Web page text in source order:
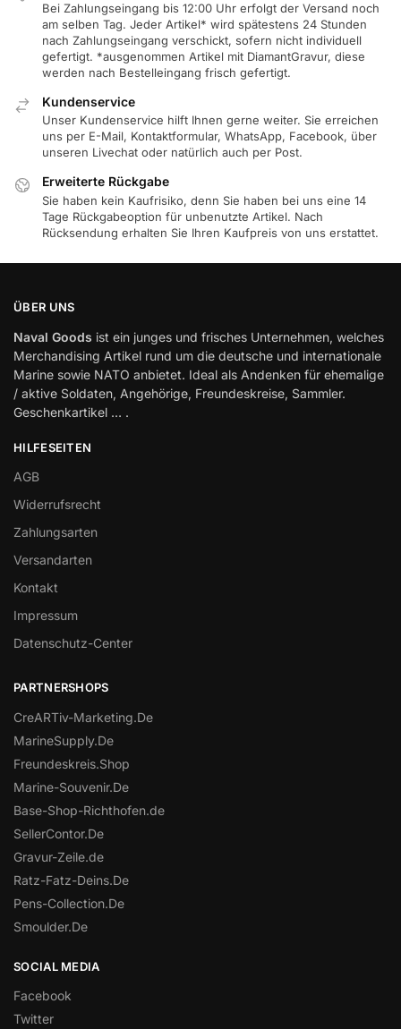
Bei Zahlungseingang bis 12:00 Uhr erfolgt der Versand noch
am selben Tag. Jeder Artikel* wird spätestens 24 Stunden
nach Zahlungseingang verschickt, sofern nicht individuell
gefertigt. *ausgenommen Artikel mit DiamantGravur, diese
werden nach Bestelleingang frisch gefertigt.
Kundenservice
Unser Kundenservice hilft Ihnen gerne weiter. Sie erreichen
uns per E-Mail, Kontaktformular, WhatsApp, Facebook, über
unseren Livechat oder natürlich auch per Post.
Erweiterte Rückgabe
Sie haben kein Kaufrisiko, denn Sie haben bei uns eine 14
Tage Rückgabeoption für unbenutzte Artikel. Nach
Rücksendung erhalten Sie Ihren Kaufpreis von uns erstattet.
ÜBER UNS
Naval Goods ist ein junges und frisches Unternehmen, welches
Merchandising Artikel rund um die deutsche und internationale
Marine sowie NATO anbietet. Ideal als Andenken für ehemalige
/ aktive Soldaten, Angehörige, Freundeskreise, Sammler.
Geschenkartikel … .
HILFESEITEN
AGB
Widerrufsrecht
Zahlungsarten
Versandarten
Kontakt
Impressum
Datenschutz-Center
PARTNERSHOPS
CreARTiv-Marketing.De
MarineSupply.De
Freundeskreis.Shop
Marine-Souvenir.De
Base-Shop-Richthofen.de
SellerContor.De
Gravur-Zeile.de
Ratz-Fatz-Deins.De
Pens-Collection.De
Smoulder.De
SOCIAL MEDIA
Facebook
Twitter